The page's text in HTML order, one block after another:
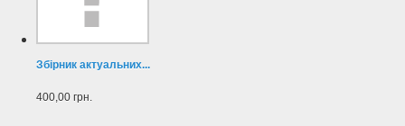
Збірник актуальних...
400,00 грн.